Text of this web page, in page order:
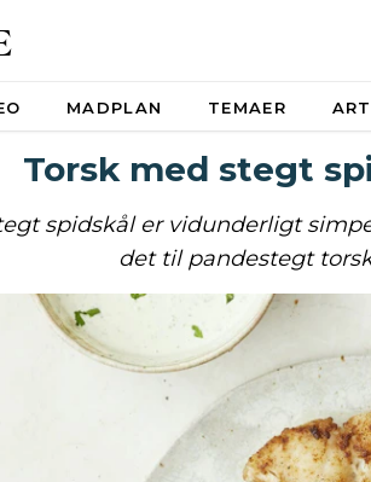
MADPLAN TEMAER
Torsk med stegt
spidskål er vidunderligt
det til pandestegt